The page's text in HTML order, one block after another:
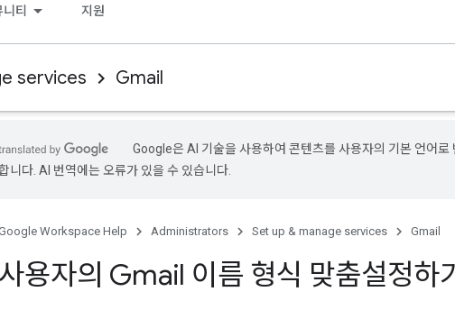
니티 지원
services Gmail
Google은 AI 기술을 사용하여 콘텐츠를 사용자의 기본 언어로
니다. AI 번역에는 오류가 있을 수 있습니다.
Workspace Help Administrators Set up & manage services Gmail
사용자의 Gmail 이름 형식 맞춤설정하기